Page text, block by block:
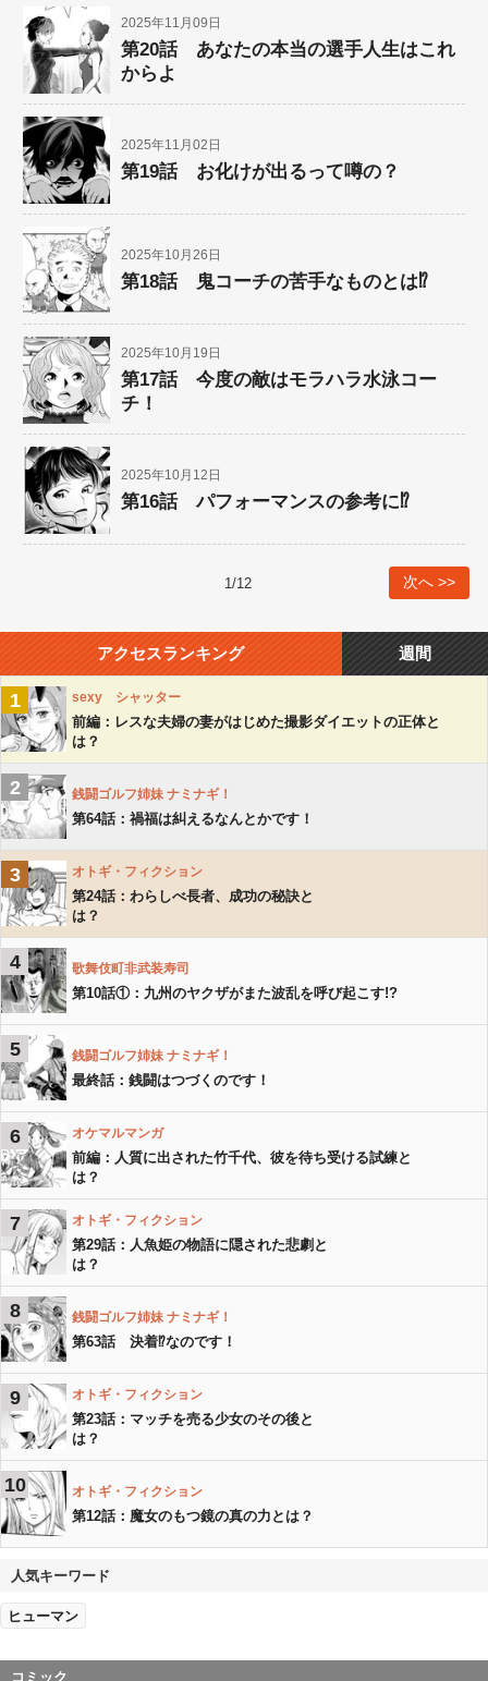
2025年11月09日
第20話 あなたの本当の選手人生はこれ
からよ
2025年11月02日
第19話 お化けが出るって噂の？
2025年10月26日
第18話 鬼コーチの苦手なものとは⁉︎
2025年10月19日
第17話 今度の敵はモラハラ水泳コー
チ！
2025年10月12日
第16話 パフォーマンスの参考に⁉︎
1/12 次へ >>
アクセスランキング 週間
1 sexy シャッター
前編：レスな夫婦の妻がはじめた撮影ダイエットの正体と
は？
2 銭闘ゴルフ姉妹 ナミナギ！
第64話：禍福は糾えるなんとかです！
3 オトギ・フィクション
第24話：わらしべ長者、成功の秘訣と
は？
4 歌舞伎町非武装寿司
第10話①：九州のヤクザがまた波乱を呼び起こす!?
5 銭闘ゴルフ姉妹 ナミナギ！
最終話：銭闘はつづくのです！
6 オケマルマンガ
前編：人質に出された竹千代、彼を待ち受ける試練と
は？
7 オトギ・フィクション
第29話：人魚姫の物語に隠された悲劇と
は？
8 銭闘ゴルフ姉妹 ナミナギ！
第63話 決着⁉︎なのです！
9 オトギ・フィクション
第23話：マッチを売る少女のその後と
は？
10 オトギ・フィクション
第12話：魔女のもつ鏡の真の力とは？
人気キーワード
ヒューマン
コミック